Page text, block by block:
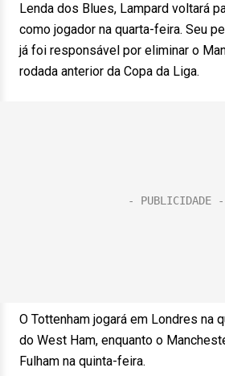
Lenda dos Blues, Lampard voltará
como jogador na quarta-feira. Seu
já foi responsável por eliminar o
rodada anterior da Copa da Liga.
O Tottenham jogará em Londres na
do West Ham, enquanto o
Fulham na quinta-feira.